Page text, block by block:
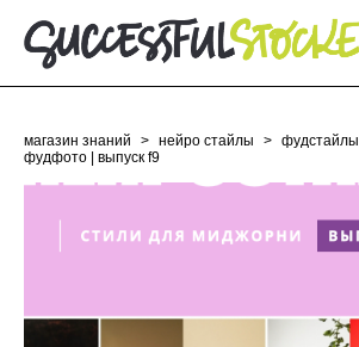
магазин знаний > нейро стайлы > фудстайлы
фудфото | выпуск f9